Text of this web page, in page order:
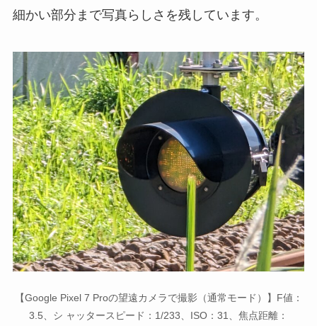
細かい部分まで写真らしさを残しています。
【Google Pixel 7 Proの望遠カメラで撮影（通常モード）】F値：
3.5、シ ャッタースピード：1/233、ISO：31、焦点距離：